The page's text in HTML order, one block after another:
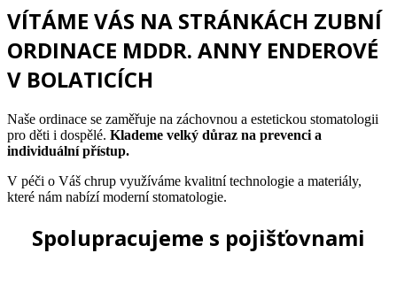
VÍTÁME VÁS NA STRÁNKÁCH ZUBNÍ
ORDINACE MDDR. ANNY ENDEROVÉ
V BOLATICÍCH
Naše ordinace se zaměřuje na záchovnou a estetickou stomatologii
pro děti i dospělé. Klademe velký důraz na prevenci a
individuální přístup.
V péči o Váš chrup využíváme kvalitní technologie a materiály,
které nám nabízí moderní stomatologie.
Spolupracujeme s pojišťovnami